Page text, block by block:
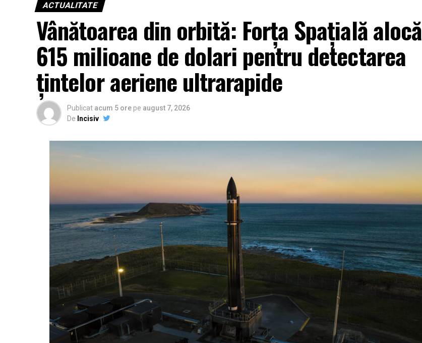
ACTUALITATE
Vânătoarea din orbită: Forța Spațială alocă
615 milioane de dolari pentru detectarea
țintelor aeriene ultrarapide
Publicat acum 5 ore pe august 7, 2026
De Incisiv